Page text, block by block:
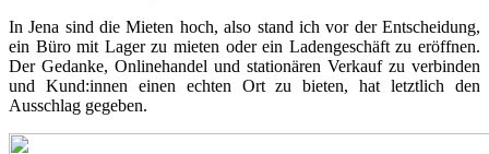
In Jena sind die Mieten hoch, also stand ich vor der Entscheidung,
ein Büro mit Lager zu mieten oder ein Ladengeschäft zu eröffnen.
Der Gedanke, Onlinehandel und stationären Verkauf zu verbinden
und Kund:innen einen echten Ort zu bieten, hat letztlich den
Ausschlag gegeben.